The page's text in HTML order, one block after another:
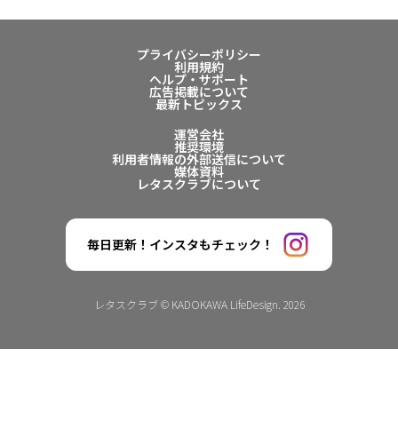
プライバシーポリシー
利用規約
ヘルプ・サポート
広告掲載について
最新トピックス
運営会社
推奨環境
利用者情報の外部送信について
媒体資料
レタスクラブについて
毎日更新！インスタもチェック！
レタスクラブ © KADOKAWA LifeDesign. 2026